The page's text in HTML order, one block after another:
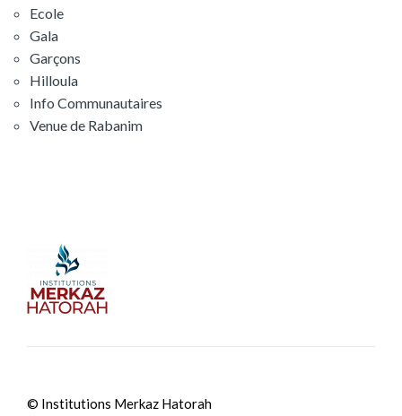
Ecole
Gala
Garçons
Hilloula
Info Communautaires
Venue de Rabanim
© Institutions Merkaz Hatorah